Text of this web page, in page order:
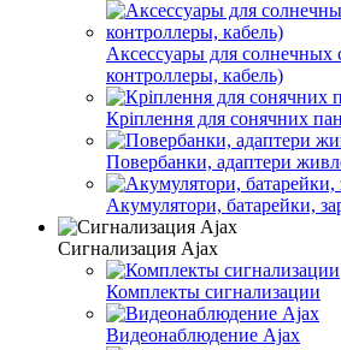
Аксессуары для солнечных
контроллеры, кабель)
Кріплення для сонячних
Повербанки, адаптери
Акумулятори, батарейки,
Сигнализация Ajax
Комплекты сигнализации
Видеонаблюдение Ajax